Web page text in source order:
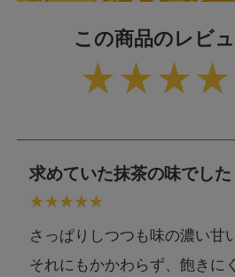
1.3g
20.2g
ビタミンC 39.6mg
ビタミンB 6 1.0mg
アレルギー情報
この商品のレビ
求めていた抹茶の味でした
さっぱりしつつも味の濃い甘
それにもかかわらず、飽きに